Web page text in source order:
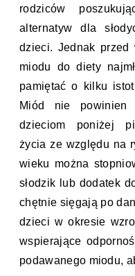
rodziców
alternatyw dla
dzieci. Jednak przed
miodu do diety
pamiętać o kilku
Miód nie powinien
dzieciom poniżej
życia ze względu na
wieku można
słodzik lub dodatek
chętnie sięgają po
dzieci w okresie
wspierające
podawanego miodu,